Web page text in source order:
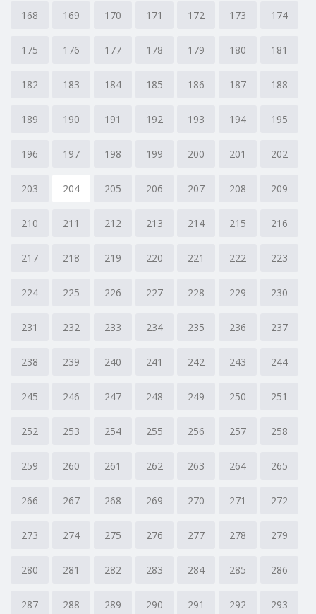
168 169 170 171 172 173 174
175 176 177 178 179 180 181
182 183 184 185 186 187 188
189 190 191 192 193 194 195
196 197 198 199 200 201 202
203 204 205 206 207 208 209
210 211 212 213 214 215 216
217 218 219 220 221 222 223
224 225 226 227 228 229 230
231 232 233 234 235 236 237
238 239 240 241 242 243 244
245 246 247 248 249 250 251
252 253 254 255 256 257 258
259 260 261 262 263 264 265
266 267 268 269 270 271 272
273 274 275 276 277 278 279
280 281 282 283 284 285 286
287 288 289 290 291 292 293